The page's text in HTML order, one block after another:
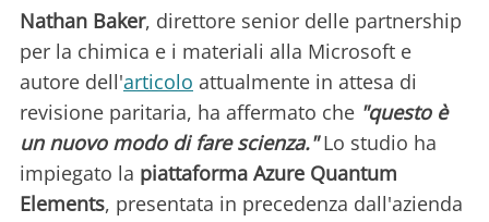
Nathan Baker, direttore senior delle partnership
per la chimica e i materiali alla Microsoft e
autore dell'articolo attualmente in attesa di
revisione paritaria, ha affermato che "questo è
un nuovo modo di fare scienza."Lo studio ha
impiegato la piattaforma Azure Quantum
Elements, presentata in precedenza dall'azienda